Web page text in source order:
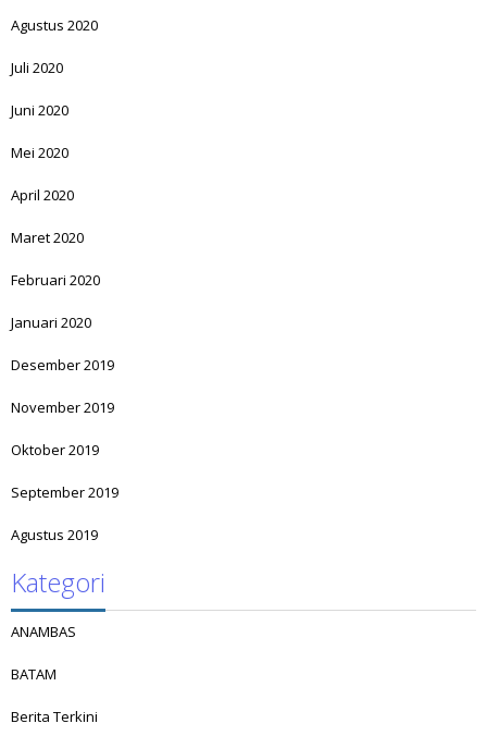
Agustus 2020
Juli 2020
Juni 2020
Mei 2020
April 2020
Maret 2020
Februari 2020
Januari 2020
Desember 2019
November 2019
Oktober 2019
September 2019
Agustus 2019
Kategori
ANAMBAS
BATAM
Berita Terkini